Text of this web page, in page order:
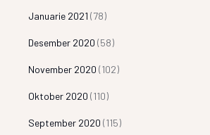
Januarie 2021 (78)
Desember 2020 (58)
November 2020 (102)
Oktober 2020 (110)
September 2020 (115)